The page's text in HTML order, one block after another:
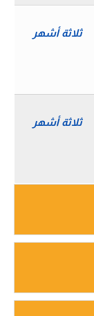
ثلاثة أشهر
ثلاثة أشهر